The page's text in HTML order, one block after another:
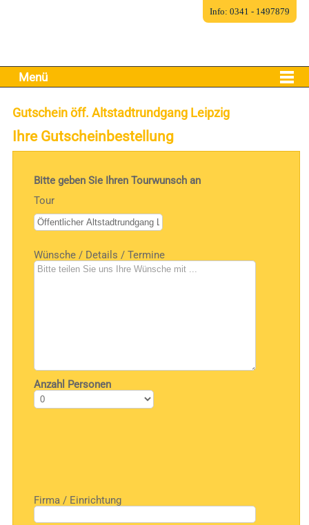
Menü
Gutschein öff. Altstadtrundgang Leipzig
Ihre Gutscheinbestellung
Bitte geben Sie Ihren Tourwunsch an
Tour
Wünsche / Details / Termine
Anzahl Personen
Firma / Einrichtung
Info: 0341 - 1497879